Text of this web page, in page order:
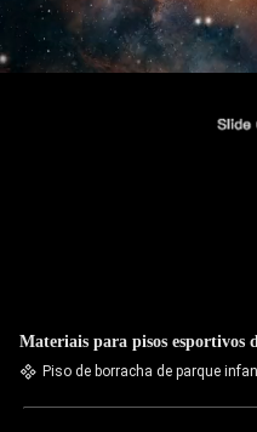
Materiais para pisos esportivos
Piso de borracha de parque